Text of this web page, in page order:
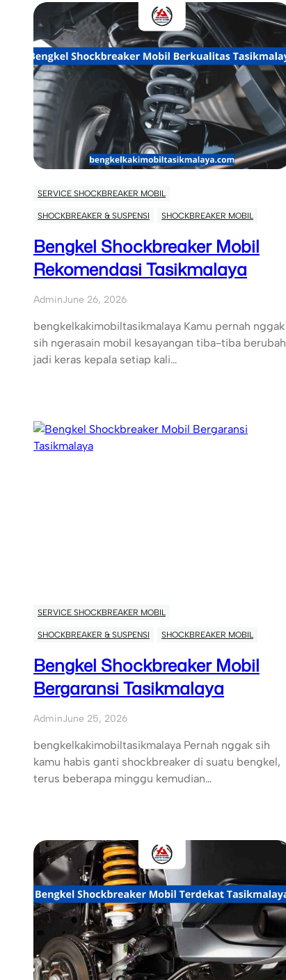
SERVICE SHOCKBREAKER MOBIL
SHOCKBREAKER & SUSPENSI SHOCKBREAKER MOBIL
Bengkel Shockbreaker Mobil
Rekomendasi Tasikmalaya
AdminJune 26, 2026
bengkelkakimobiltasikmalaya Kamu pernah nggak
sih ngerasain mobil kesayangan tiba-tiba berubah
jadi keras kepala setiap kali…
SERVICE SHOCKBREAKER MOBIL
SHOCKBREAKER & SUSPENSI SHOCKBREAKER MOBIL
Bengkel Shockbreaker Mobil
Bergaransi Tasikmalaya
AdminJune 25, 2026
bengkelkakimobiltasikmalaya Pernah nggak sih
kamu habis ganti shockbreaker di suatu bengkel,
terus beberapa minggu kemudian…